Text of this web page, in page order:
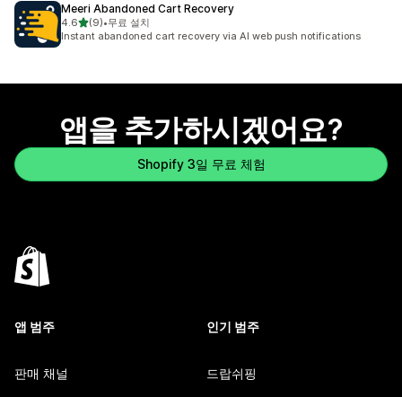
Meeri Abandoned Cart Recovery
4.6별 5개 중
(9)
총 리뷰 9개
•무료 설치
Instant abandoned cart recovery via AI web push notifications
앱을 추가하시겠어요?
Shopify 3일 무료 체험
앱 범주
판매 채널
인기 범주
드랍쉬핑